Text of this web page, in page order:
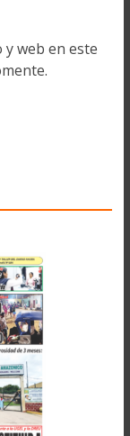
web en este